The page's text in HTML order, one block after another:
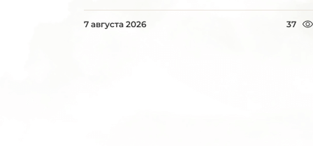
7 августа 2026 37